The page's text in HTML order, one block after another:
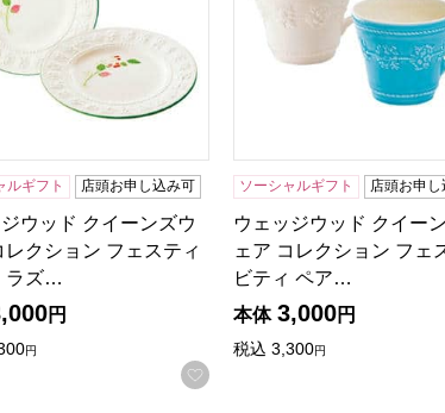
に登録する
ルギフト 店頭お申し込み可
ウッド クイーンズウ
レクション フェスティ
ラズ…
円
円
お気に入りに登録する
ソーシャルギフト 店頭お申し
ウェッジウッド クイー
ェア コレクション フェ
ビティ ペア…
本体 3,000円
税込 3,300円